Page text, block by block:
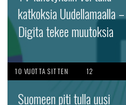
katkoksia Uudellamaalla –
Digita tekee muutoksia
10 VUOTTA SITTEN 12
Suomeen piti tulla uusi